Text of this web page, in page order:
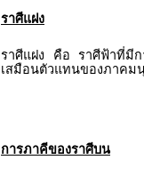
ราศีแฝง
ราศีแฝง คือ ราศีฟ้าที่มีก
เสมือนตัวแทนของภาคม
การภาคีของราศีบน